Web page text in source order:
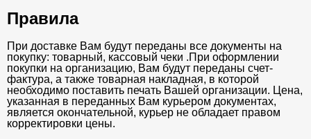
Правила
При доставке Вам будут переданы все документы на
покупку: товарный, кассовый чеки .При оформлении
покупки на организацию, Вам будут переданы счет-
фактура, а также товарная накладная, в которой
необходимо поставить печать Вашей организации. Цена,
указанная в переданных Вам курьером документах,
является окончательной, курьер не обладает правом
корректировки цены.